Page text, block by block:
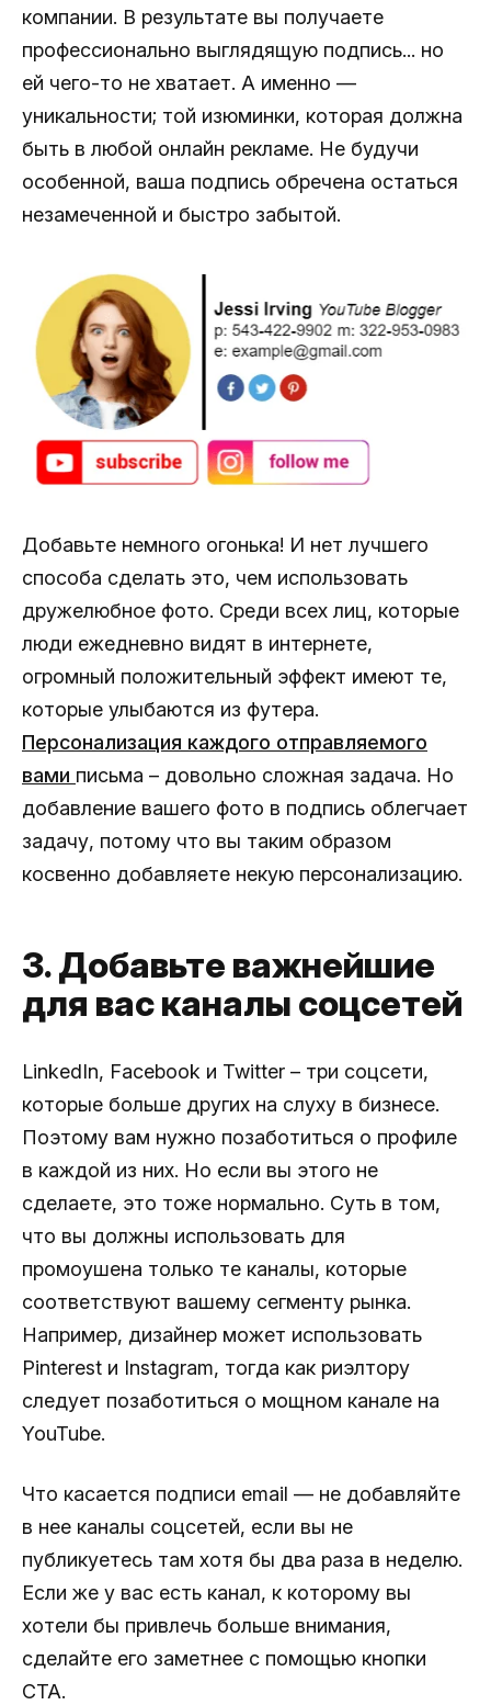
компании. В результате вы получаете
профессионально выглядящую подпись... но
ей чего-то не хватает. А именно —
уникальности; той изюминки, которая должна
быть в любой онлайн рекламе. Не будучи
особенной, ваша подпись обречена остаться
незамеченной и быстро забытой.
Добавьте немного огонька! И нет лучшего
способа сделать это, чем использовать
дружелюбное фото. Среди всех лиц, которые
люди ежедневно видят в интернете,
огромный положительный эффект имеют те,
которые улыбаются из футера.
Персонализация каждого отправляемого
вами письма – довольно сложная задача. Но
добавление вашего фото в подпись облегчает
задачу, потому что вы таким образом
косвенно добавляете некую персонализацию.
3. Добавьте важнейшие
для вас каналы соцсетей
LinkedIn, Facebook и Twitter – три соцсети,
которые больше других на слуху в бизнесе.
Поэтому вам нужно позаботиться о профиле
в каждой из них. Но если вы этого не
сделаете, это тоже нормально. Суть в том,
что вы должны использовать для
промоушена только те каналы, которые
соответствуют вашему сегменту рынка.
Например, дизайнер может использовать
Pinterest и Instagram, тогда как риэлтору
следует позаботиться о мощном канале на
YouTube.
Что касается подписи email — не добавляйте
в нее каналы соцсетей, если вы не
публикуетесь там хотя бы два раза в неделю.
Если же у вас есть канал, к которому вы
хотели бы привлечь больше внимания,
сделайте его заметнее с помощью кнопки
CTA.